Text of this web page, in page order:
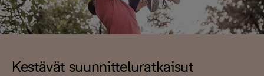
Kestävät suunnitteluratkaisut